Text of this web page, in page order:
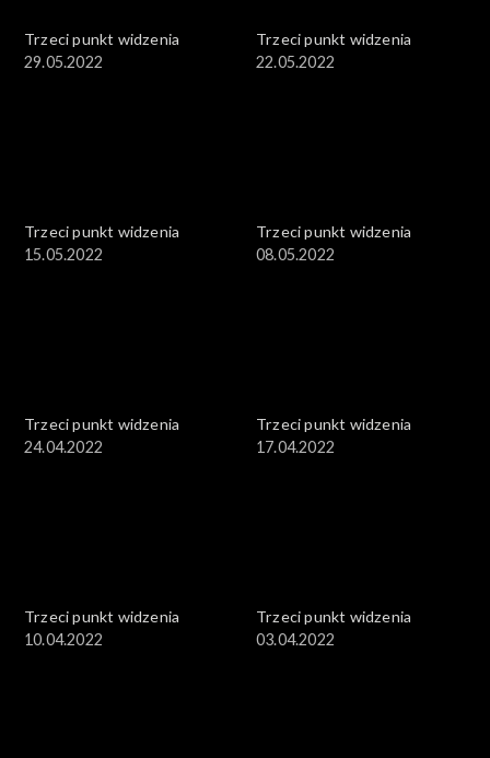
Trzeci punkt widzenia
29.05.2022
Trzeci punkt widzenia
22.05.2022
Trzeci punkt widzenia
15.05.2022
Trzeci punkt widzenia
08.05.2022
Trzeci punkt widzenia
24.04.2022
Trzeci punkt widzenia
17.04.2022
Trzeci punkt widzenia
10.04.2022
Trzeci punkt widzenia
03.04.2022